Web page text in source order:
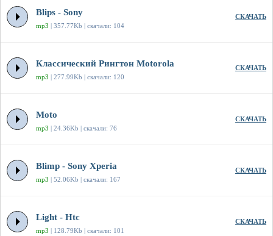
Blips - Sony
mp3 | 357.77Kb | скачали: 104
СКАЧАТЬ
Классический Рингтон Motorola
mp3 | 277.99Kb | скачали: 120
СКАЧАТЬ
Moto
mp3 | 24.36Kb | скачали: 76
СКАЧАТЬ
Blimp - Sony Xperia
mp3 | 52.06Kb | скачали: 167
СКАЧАТЬ
Light - Htc
mp3 | 128.79Kb | скачали: 101
СКАЧАТЬ